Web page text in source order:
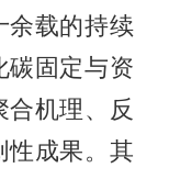
余载的持续
碳固定与资
机理、反
性成果。其